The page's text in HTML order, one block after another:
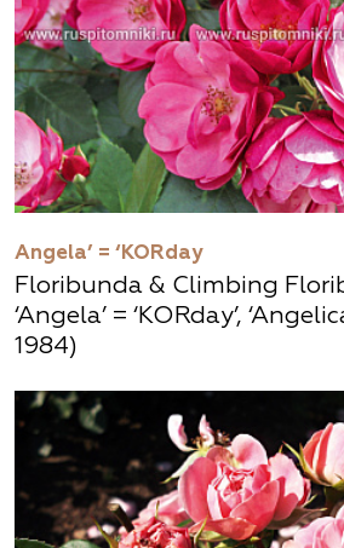
Angela’ = ‘KORday
Floribunda & Climbing
‘Angela’ = ‘KORday’,
1984)